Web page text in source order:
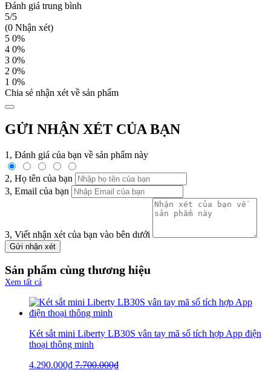
Đánh giá trung bình
5/5
(0 Nhận xét)
5 0%
4 0%
3 0%
2 0%
1 0%
Chia sẻ nhận xét về sản phẩm
GỬI NHẬN XÉT CỦA BẠN
1, Đánh giá của bạn về sản phẩm này
2, Họ tên của bạn
3, Email của bạn
3, Viết nhận xét của bạn vào bên dưới
Gửi nhận xét
Sản phẩm cùng thương hiệu
Xem tất cả
Két sắt mini Liberty LB30S vân tay mã số tích hợp App điện
thoại thông minh
4.290.000₫ 7.700.000₫